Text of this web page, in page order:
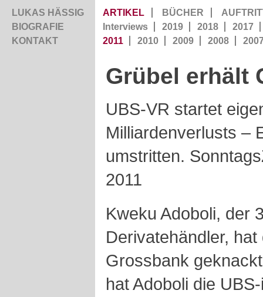
LUKAS HÄSSIG
BIOGRAFIE
KONTAKT
ARTIKEL BÜCHER
Interviews
2019 2018
2017
2011
2010 2009 2008
Grübel erhält
UBS-VR startet
Milliardenverlusts –
umstritten.
2011
Kweku Adoboli, der
Derivatehändler,
Grossbank
hat Adoboli die